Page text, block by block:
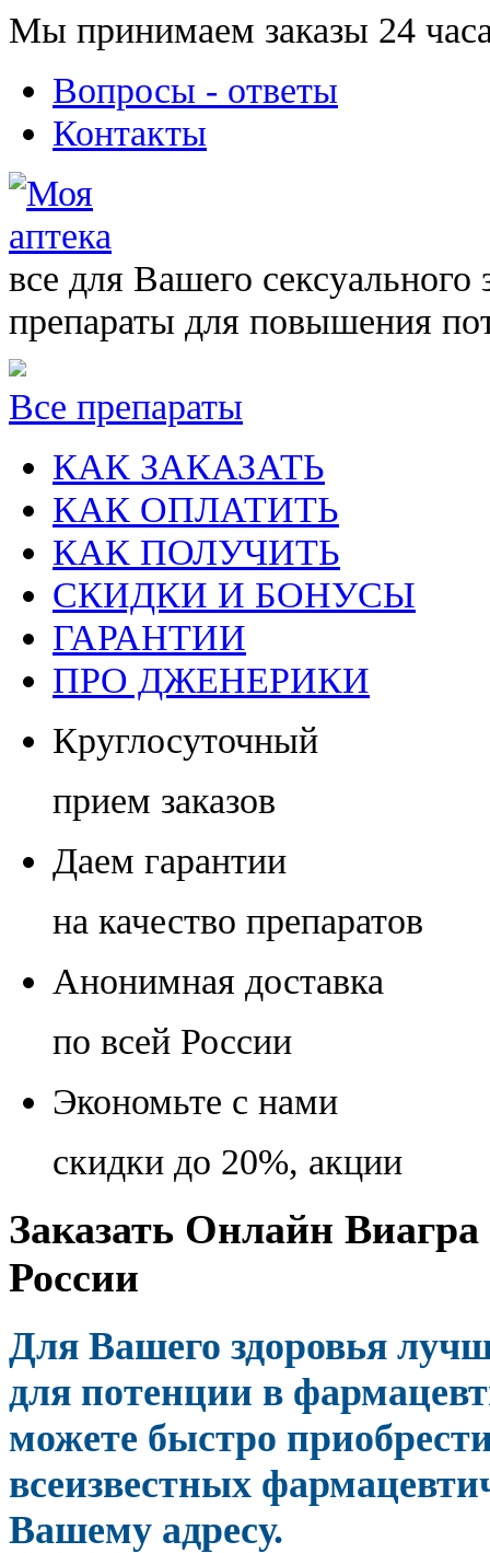
Мы принимаем заказы 24
Вопросы - ответы
Контакты
все для Вашего сексуального
препараты для повышения
Все препараты
КАК ЗАКАЗАТЬ
КАК ОПЛАТИТЬ
КАК ПОЛУЧИТЬ
СКИДКИ И БОНУСЫ
ГАРАНТИИ
ПРО ДЖЕНЕРИКИ
Круглосуточный
прием заказов
Даем гарантии
на качество препаратов
Анонимная доставка
по всей России
Экономьте с нами
скидки до 20%, акции
Заказать Онлайн
России
Для Вашего здоровья
для потенции в
можете быстро
всеизвестных
Вашему адресу.